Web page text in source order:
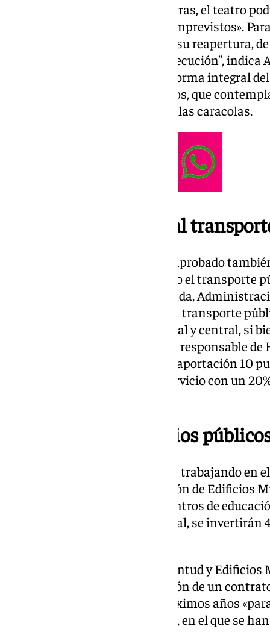
A pesar de los retrasos en las obras, el teatro
del próximo año «si no surgen imprevistos».
millones de euros destinados a su reapertura,
encuentran “tramitados y en ejecución”,
teatro incluirá también una reforma integral
superior a los 5 millones de euros, que
ajardinadas y la eliminación de las caracolas.
Baja la bonificación al
La Junta de Gobierno Local ha aprobado
posibles para seguir bonificando el transporte
Juan Bueno, concejal de Hacienda,
Por tanto, a partir de 1 de julio el transporte
bonificado por los gobiernos local y central, si
al 40% porque, según expresa el responsable
Sánchez ha decidido rebajar su aportación 10
continuará bonificando este servicio con un
4,5 millones en colegios
El Ayuntamiento de Sevilla está trabajando en
infantiles. Para ello, la Delegación de Edificios
diferentes proyectos para 18 centros de
los distritos de la ciudad. En total, se invertirán
La Delegada de Educación, Juventud y
ha destacado también la creación de un
bioclimatización en los dos próximos años
alumnos y el personal docente», en el que se